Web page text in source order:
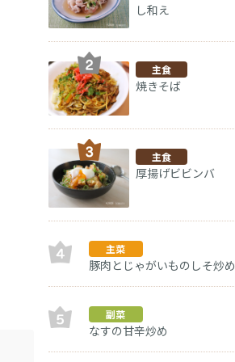
し和え
主食
焼きそば
主食
厚揚げビビンバ
主菜
豚肉とじゃがいものしそ炒め
副菜
なすの甘辛炒め